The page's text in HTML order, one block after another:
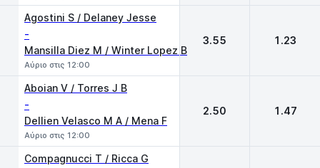
Agostini S / Delaney Jesse
-
Mansilla Diez M / Winter Lopez B
Αύριο στις 12:00
3.55 1.23
Aboian V / Torres J B
-
Dellien Velasco M A / Mena F
Αύριο στις 12:00
2.50 1.47
Compagnucci T / Ricca G